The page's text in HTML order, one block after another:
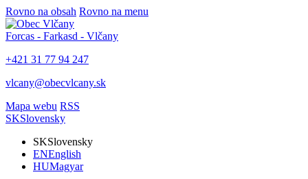
Rovno na obsah Rovno na menu
Forcas - Farkasd - Vlčany
+421 31 77 94 247
vlcany@obecvlcany.sk
Mapa webu RSS
SKSlovensky
SKSlovensky
ENEnglish
HUMagyar